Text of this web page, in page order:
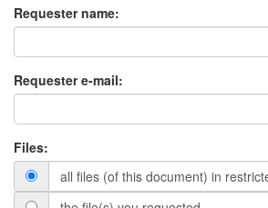
Requester name:
Requester e-mail:
Files:
all files (of this document) in